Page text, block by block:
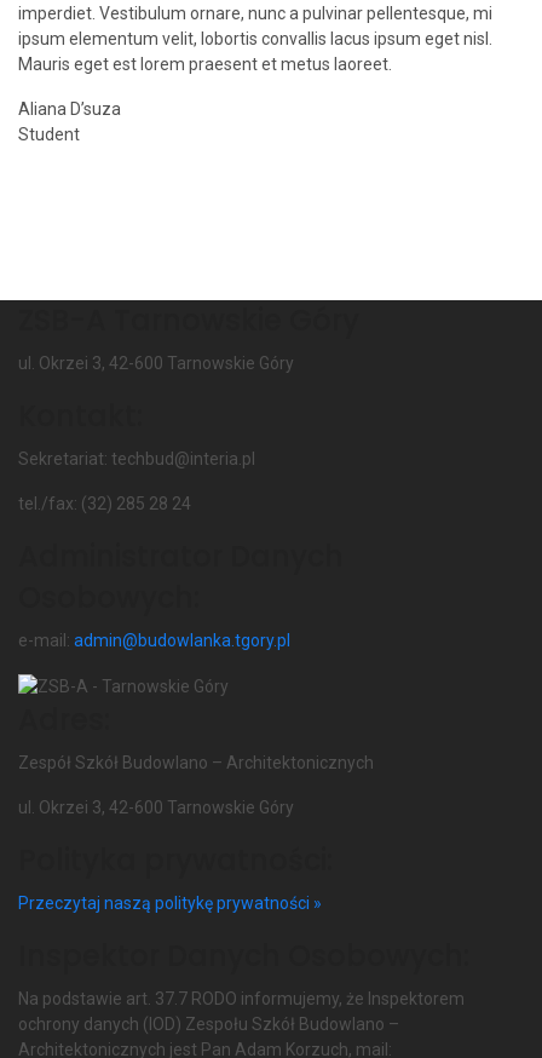
imperdiet. Vestibulum ornare, nunc a pulvinar pellentesque, mi
ipsum elementum velit, lobortis convallis lacus ipsum eget nisl.
Mauris eget est lorem praesent et metus laoreet.
Aliana D’suza
Student
ul. Okrzei 3, 42-600 Tarnowskie Góry
Sekretariat: techbud@interia.pl
tel./fax: (32) 285 28 24
e-mail: admin@budowlanka.tgory.pl
Zespół Szkół Budowlano – Architektonicznych
ul. Okrzei 3, 42-600 Tarnowskie Góry
Przeczytaj naszą politykę prywatności »
Na podstawie art. 37.7 RODO informujemy, że Inspektorem
ochrony danych (IOD) Zespołu Szkół Budowlano –
Architektonicznych jest Pan Adam Korzuch, mail: